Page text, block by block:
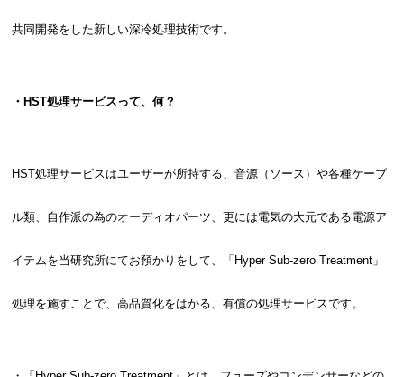
共同開発をした新しい深冷処理技術です。
・HST処理サービスって、何？
HST処理サービスはユーザーが所持する、音源（ソース）や各種ケーブ
ル類、自作派の為のオーディオパーツ、更には電気の大元である電源ア
イテムを当研究所にてお預かりをして、「Hyper Sub-zero Treatment」
処理を施すことで、高品質化をはかる、有償の処理サービスです。